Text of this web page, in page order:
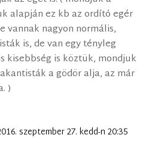
alapján ez kb az ordító egér
vannak nagyon normális,
is, de van egy tényleg
kisebbség is köztük, mondjuk
a gödör alja, az már
)
szeptember 27. kedd-n 20:35